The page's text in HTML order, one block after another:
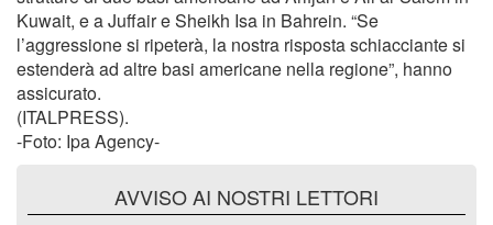
Kuwait, e a Juffair e Sheikh Isa in Bahrein. “Se
l’aggressione si ripeterà, la nostra risposta schiacciante si
estenderà ad altre basi americane nella regione”, hanno
assicurato.
(ITALPRESS).
-Foto: Ipa Agency-
AVVISO AI NOSTRI LETTORI